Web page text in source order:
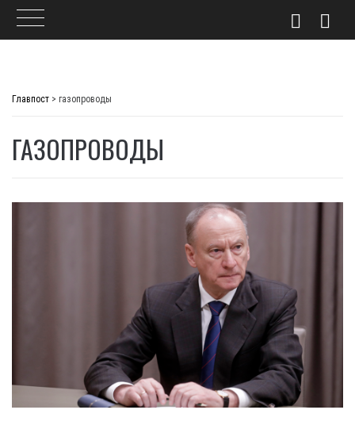
Главпост > газопроводы
ГАЗОПРОВОДЫ